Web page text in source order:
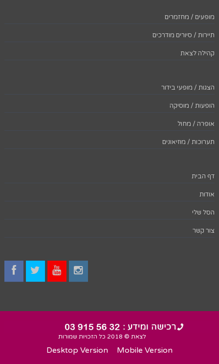
מופעים / מחזמרים
תיירות / סיורים מודרכים
קהילה לצאת
הצגות / מופעי בידור
הופעות / מוסיקה
אופרה / מחול
תערוכות / מוזיאונים
דף הבית
אודות
הסל שלי
צור קשר
לצאת © 2018 כל הזכויות שמורות
Desktop Version Mobile Version